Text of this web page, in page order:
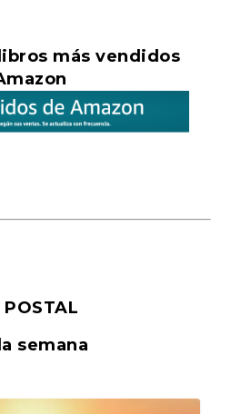
más vendidos
POSTAL
semana